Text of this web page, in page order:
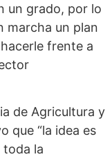
un grado, por lo
marcha un plan
frente a
de Agricultura y
que “la idea es
toda la